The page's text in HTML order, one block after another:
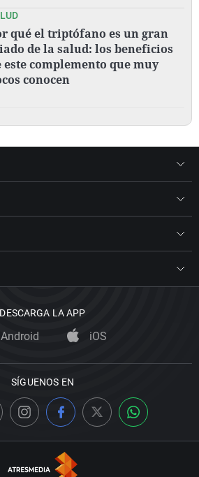
qué el triptófano es un gran
de la salud: los beneficios
este complemento que muy
conocen
DESCARGA LA APP
Android iOS
SÍGUENOS EN